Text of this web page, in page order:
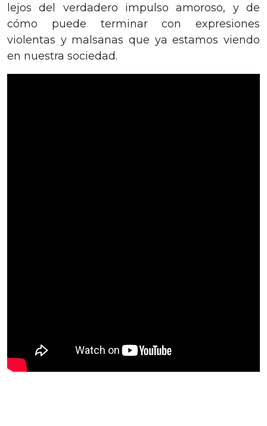
lejos del verdadero impulso amoroso, y de
cómo puede terminar con expresiones
violentas y malsanas que ya estamos viendo
en nuestra sociedad.